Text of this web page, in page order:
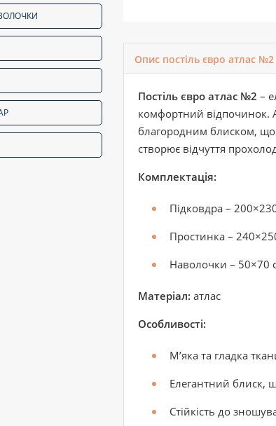
Опис постіль євро атлас №2
Постіль євро атлас №2 –
комфортний відпочинок.
благородним блиском, що
створює відчуття
Комплектація:
Підковдра –
Простинка –
Наволочки – 50×70
Матеріал: атлас
Особливості:
М’яка та гладка
Елегантний блиск,
Стійкість до